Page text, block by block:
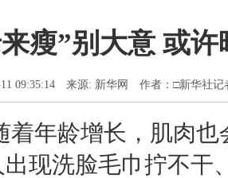
瘦”别大意 或
11 09:35:14 来源: 新华网 作者：□新华社记
着年龄增长，肌肉
出现洗脸毛巾拧不干